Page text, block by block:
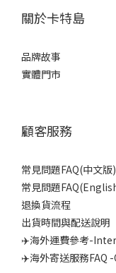
關於卡特島
品牌故事
實體門市
顧客服務
常見問題FAQ(中文版)
常見問題
退換貨流程
出貨時間與配送說明
✈️海外運費參考-
✈️海外寄送服務FAQ